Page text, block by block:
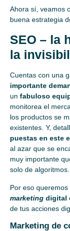
Ahora sí, veamos
buena estrategia
SEO – la
la
Cuentas con una
importante
un fabuloso
monitorea el
los productos se
existentes. Y,
puestas en este
al azar que se
muy importante
solo de algoritmos.
Por eso
marketing digital
de tus acciones
Marketing de